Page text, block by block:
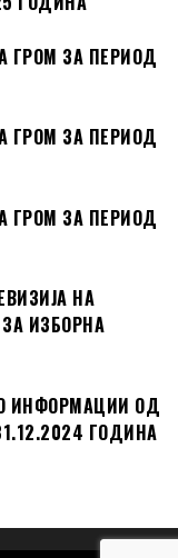
ЗА ПЕРИОД
ЗА ПЕРИОД
ЗА ПЕРИОД
НА
ИЗБОРНА
ИНФОРМАЦИИ ОД
ГОДИНА